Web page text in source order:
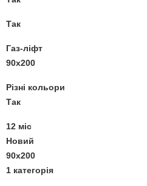
Так
Газ-ліфт
90х200
Різні кольори
Так
12 міс
Новий
90х200
1 категорія